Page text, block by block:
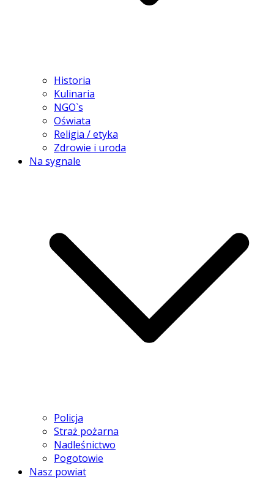
Historia
Kulinaria
NGO`s
Oświata
Religia / etyka
Zdrowie i uroda
Na sygnale
Policja
Straż pożarna
Nadleśnictwo
Pogotowie
Nasz powiat